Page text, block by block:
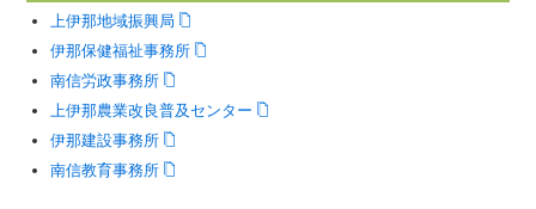
上伊那地域振興局
伊那保健福祉事務所
南信労政事務所
上伊那農業改良普及センター
伊那建設事務所
南信教育事務所